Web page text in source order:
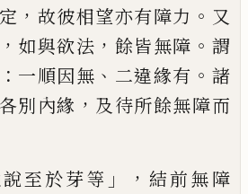
定 ， 故彼相望亦有障力 。 又
， 如與欲法 ， 餘皆無障 。 謂
： 一順因無 、 二違緣有 。 諸
別內緣 ， 及待所餘無障而
至於芽等 」，結前無障